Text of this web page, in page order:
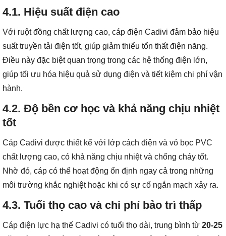
4.1. Hiệu suất điện cao
Với ruột đồng chất lượng cao, cáp điện Cadivi đảm bảo hiệu
suất truyền tải điện tốt, giúp giảm thiểu tổn thất điện năng.
Điều này đặc biệt quan trọng trong các hệ thống điện lớn,
giúp tối ưu hóa hiệu quả sử dụng điện và tiết kiệm chi phí vận
hành.
4.2. Độ bền cơ học và khả năng chịu nhiệt
tốt
Cáp Cadivi được thiết kế với lớp cách điện và vỏ bọc PVC
chất lượng cao, có khả năng chịu nhiệt và chống cháy tốt.
Nhờ đó, cáp có thể hoạt động ổn định ngay cả trong những
môi trường khắc nghiệt hoặc khi có sự cố ngắn mạch xảy ra.
4.3. Tuổi thọ cao và chi phí bảo trì thấp
Cáp điện lực hạ thế Cadivi có tuổi thọ dài, trung bình từ 20-25